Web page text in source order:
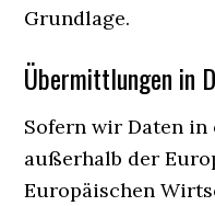
Grundlage.
Übermittlungen in
Sofern wir Daten
außerhalb der
Europäischen